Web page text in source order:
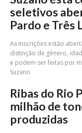
seletivos
Pardo e Três
As inscrições estão
distinção de gênero,
e podem ser feitas por
Suzano
Ribas do Rio
milhão de
produzidas